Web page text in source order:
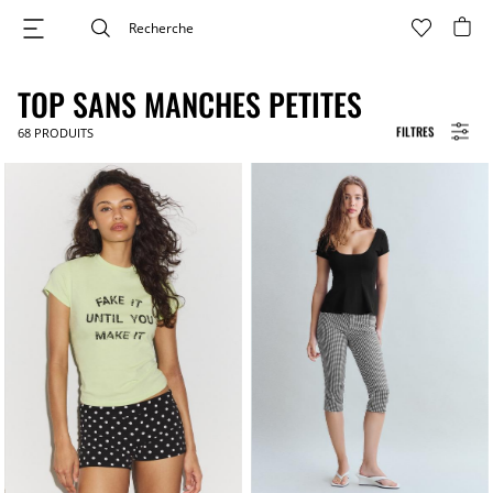
FILTRES
TOP SANS MANCHES PETITES
68 PRODUITS